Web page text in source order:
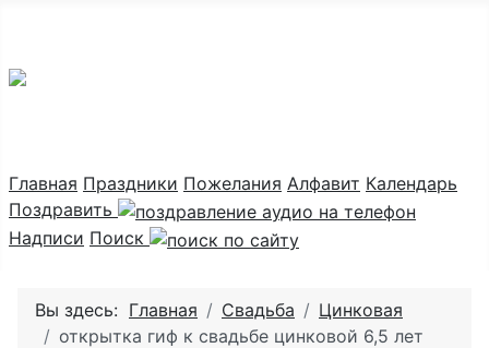
Главная Праздники Пожелания Алфавит Календарь
Поздравить
Надписи Поиск
Вы здесь: Главная Свадьба
Цинковая
открытка гиф к свадьбе цинковой 6,5 лет